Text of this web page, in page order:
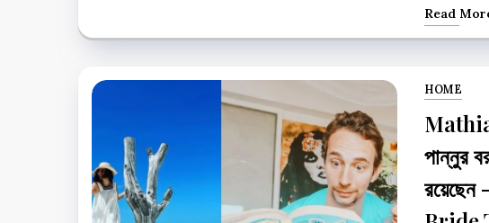
Read
HOME
পান্নুর